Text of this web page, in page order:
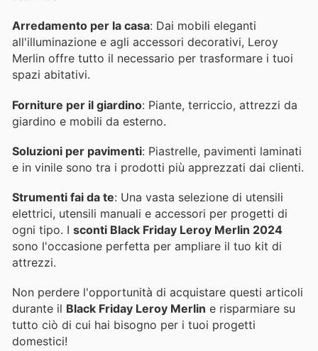
Arredamento per la casa: Dai mobili eleganti
all'illuminazione e agli accessori decorativi, Leroy
Merlin offre tutto il necessario per trasformare i tuoi
spazi abitativi.
Forniture per il giardino: Piante, terriccio, attrezzi da
giardino e mobili da esterno.
Soluzioni per pavimenti: Piastrelle, pavimenti laminati
e in vinile sono tra i prodotti più apprezzati dai clienti.
Strumenti fai da te: Una vasta selezione di utensili
elettrici, utensili manuali e accessori per progetti di
ogni tipo. I sconti Black Friday Leroy Merlin 2024
sono l'occasione perfetta per ampliare il tuo kit di
attrezzi.
Non perdere l'opportunità di acquistare questi articoli
durante il Black Friday Leroy Merlin e risparmiare su
tutto ciò di cui hai bisogno per i tuoi progetti
domestici!